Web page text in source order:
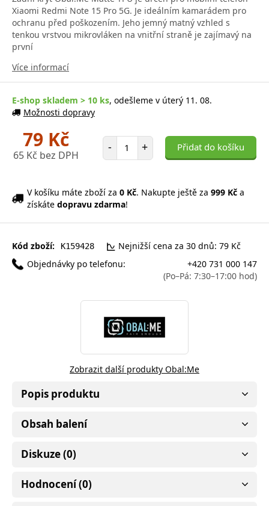
Xiaomi Redmi Note 15 Pro 5G. Je ideálním kamarádem pro
ochranu před poškozením. Jeho jemný matný vzhled s
tenkou vrstvou mikrovláken na vnitřní straně je zajímavý na
první
Více informací
E-shop skladem > 10 ks, odešleme v úterý 11. 08.
Možnosti dopravy
79 Kč
65 Kč bez DPH
- Počet položek
+ Přidat do košíku
V košíku máte zboží za 0 Kč. Nakupte ještě za 999 Kč a
získáte dopravu zdarma!
Kód zboží: K159428
Nejnižší cena za 30 dnů: 79 Kč
Objednávky po telefonu:
+420 731 000 147
(Po–Pá: 7:30–17:00 hod)
Zobrazit další produkty Obal:Me
Popis produktu
Obsah balení
Diskuze (0)
Hodnocení (0)